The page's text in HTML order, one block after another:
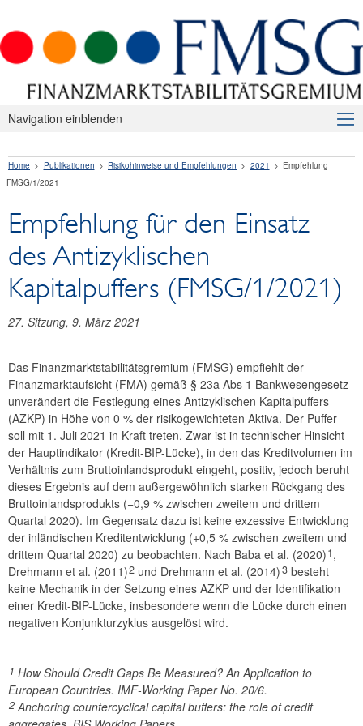
Navigation einblenden
Makroprudenzielle Aufsicht
Presseaussendungen
Risikohinweise und Empfehlungen
2026
2024
2023
2022
2021
Empfehlung FMSG/5/2021
Empfehlung FMSG/4/2021
Empfehlung FMSG/3/2021
Empfehlung FMSG/2/2021
2020
2019
Home Publikationen Risikohinweise und Empfehlungen 2021
Empfehlung
FMSG/1/2021
Empfehlung für den Einsatz
des Antizyklischen
Kapitalpuffers (FMSG/1/2021)
27. Sitzung, 9. März 2021
Das Finanzmarktstabilitätsgremium (FMSG) empfiehlt der
Finanzmarktaufsicht (FMA) gemäß § 23a Abs 1 Bankwesengesetz
unverändert die Festlegung eines Antizyklischen Kapitalpuffers
(AZKP) in Höhe von 0 % der risikogewichteten Aktiva. Der Puffer
soll mit 1. Juli 2021 in Kraft treten. Zwar ist in technischer Hinsicht
der Hauptindikator (Kredit-BIP-Lücke), in den das Kreditvolumen im
Verhältnis zum Bruttoinlandsprodukt eingeht, positiv, jedoch beruht
dieses Ergebnis auf dem außergewöhnlich starken Rückgang des
Bruttoinlandsprodukts (−0,9 % zwischen zweitem und drittem
Quartal 2020). Im Gegensatz dazu ist keine exzessive Entwicklung
der inländischen Kreditentwicklung (+0,5 % zwischen zweitem und
drittem Quartal 2020) zu beobachten. Nach Baba et al. (2020)1,
Drehmann et al. (2011)2 und Drehmann et al. (2014)3besteht
keine Mechanik in der Setzung eines AZKP und der Identifikation
einer Kredit-BIP-Lücke, insbesondere wenn die Lücke durch einen
negativen Konjunkturzyklus ausgelöst wird.
1 How Should Credit Gaps Be Measured? An Application to
European Countries. IMF-Working Paper No. 20/6.
2 Anchoring countercyclical capital buffers: the role of credit